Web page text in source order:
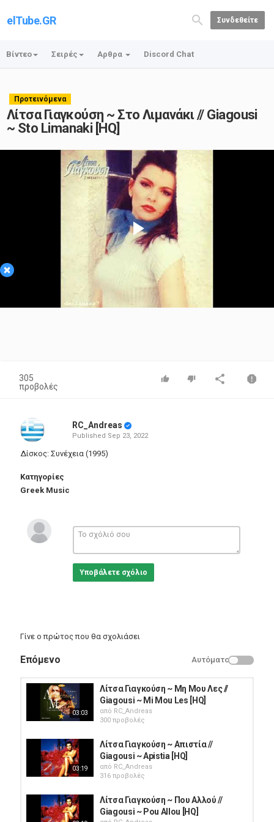
elTube.GR Συνδεθείτε
Βίντεο Σειρές Αρθρα Discord Chat
Προτεινόμενα
Λίτσα Γιαγκούση ~ Στο Λιμανάκι // Giagousi
~ Sto Limanaki [HQ]
×
Play
Video
305
προβολές
RC_Andreas
Published Sep 23, 2022
Δίσκος: Συνέχεια (1995)
Κατηγορίες
Greek Music
Υποβάλετε σχόλιο
Γίνε ο πρώτος που θα σχολιάσει
Επόμενο Αυτόματο
03:03
Λίτσα Γιαγκούση ~ Μη Μου Λες //
Giagousi ~ Mi Mou Les [HQ]
από RC_Andreas
300 προβολές
03:19
Λίτσα Γιαγκούση ~ Απιστία //
Giagousi ~ Apistia [HQ]
από RC_Andreas
316 προβολές
Λίτσα Γιαγκούση ~ Που Αλλού //
Giagousi ~ Pou Allou [HQ]